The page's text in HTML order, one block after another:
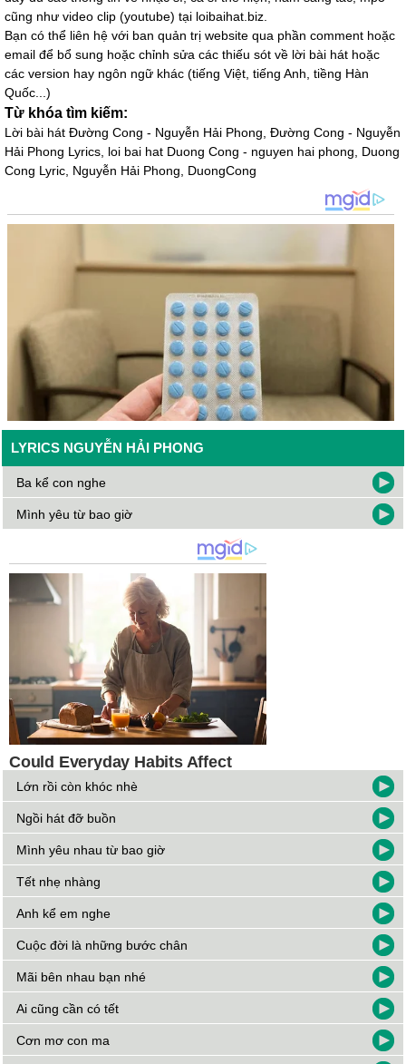
cũng như video clip (youtube) tại loibaihat.biz.
Bạn có thể liên hệ với ban quản trị website qua phần comment hoặc
email để bổ sung hoặc chỉnh sửa các thiếu sót về lời bài hát hoặc
các version hay ngôn ngữ khác (tiếng Việt, tiếng Anh, tiềng Hàn
Quốc...)
Từ khóa tìm kiếm:
Lời bài hát Đường Cong - Nguyễn Hải Phong, Đường Cong - Nguyễn
Hải Phong Lyrics, loi bai hat Duong Cong - nguyen hai phong, Duong
Cong Lyric, Nguyễn Hải Phong, DuongCong
LYRICS NGUYỄN HẢI PHONG
Ba kể con nghe
Mình yêu từ bao giờ
Lớn rồi còn khóc nhè
Ngồi hát đỡ buồn
Mình yêu nhau từ bao giờ
Tết nhẹ nhàng
Anh kể em nghe
Cuộc đời là những bước chân
Mãi bên nhau bạn nhé
Ai cũng cần có tết
Cơn mơ con ma